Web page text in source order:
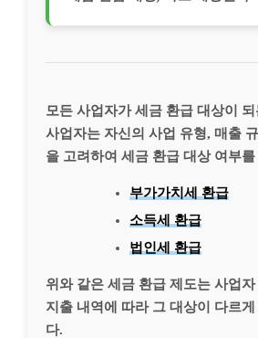
모든 사업자가 세금 환급 대상이
사업자는 자신의 사업 유형, 매출
을 고려하여 세금 환급 대상 여부
부가가치세 환급
소득세 환급
법인세 환급
위와 같은 세금 환급 제도는 사업
지출 내역에 따라 그 대상이 다르게
다.